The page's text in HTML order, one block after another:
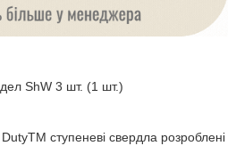
ShW 3 шт. (1 шт.)
ступеневі свердла розроблені